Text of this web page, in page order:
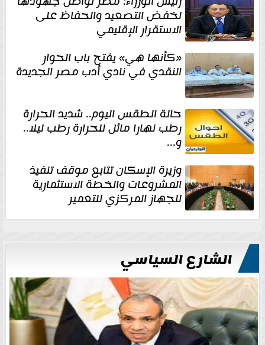
لخفض التصعيد والحفاظ على
الاستقرار الإقليمي
«كأنها هي» يفتح باب الحوار
النقدي في نادي أدب مصر الجديدة
حالة الطقس اليوم.. شديد الحرارة
رطب نهارا مائل للحرارة رطب ليلا..
و...
وزيرة الإسكان تتابع موقف تنفيذ
المشروعات والخطة الاستثمارية
للجهاز المركزي للتعمير
الشارع السياسي